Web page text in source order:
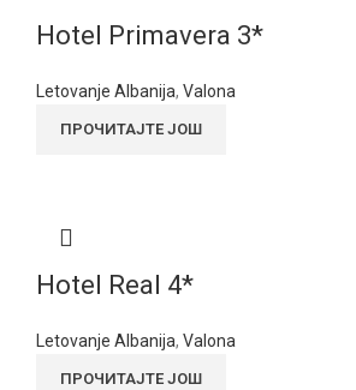
Hotel Primavera 3*
Letovanje Albanija, Valona
ПРОЧИТАЈТЕ ЈОШ
Hotel Real 4*
Letovanje Albanija, Valona
ПРОЧИТАЈТЕ ЈОШ